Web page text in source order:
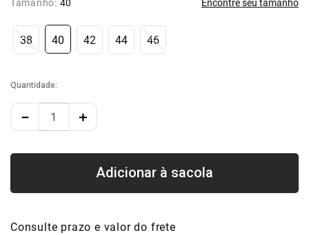
Tamanho: 40 Encontre seu tamanho
38 40 42 44 46
Quantidade
＋
－
Consulte prazo e valor do frete